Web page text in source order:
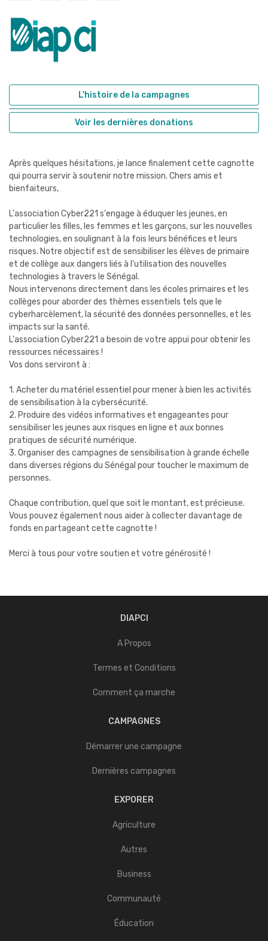
L'histoire de la campagnes
Voir les dernières donations
Après quelques hésitations, je lance finalement cette cagnotte
qui pourra servir à soutenir notre mission. Chers amis et
bienfaiteurs,
L'association Cyber221 s'engage à éduquer les jeunes, en
particulier les filles, les femmes et les garçons, sur les nouvelles
technologies, en soulignant à la fois leurs bénéfices et leurs
risques. Notre objectif est de sensibiliser les élèves de primaire
et de collège aux dangers liés à l'utilisation des nouvelles
technologies à travers le Sénégal.
Nous intervenons directement dans les écoles primaires et les
collèges pour aborder des thèmes essentiels tels que le
cyberharcèlement, la sécurité des données personnelles, et les
impacts sur la santé.
L'association Cyber221 a besoin de votre appui pour obtenir les
ressources nécessaires !
Vos dons serviront à :
1. Acheter du matériel essentiel pour mener à bien les activités
de sensibilisation à la cybersécurité.
2. Produire des vidéos informatives et engageantes pour
sensibiliser les jeunes aux risques en ligne et aux bonnes
pratiques de sécurité numérique.
3. Organiser des campagnes de sensibilisation à grande échelle
dans diverses régions du Sénégal pour toucher le maximum de
personnes.
Chaque contribution, quel que soit le montant, est précieuse.
Vous pouvez également nous aider à collecter davantage de
fonds en partageant cette cagnotte !
Merci à tous pour votre soutien et votre générosité !
DIAPCI
A Propos
Termes et Conditions
Comment ça marche
CAMPAGNES
Démarrer une campagne
Dernières campagnes
EXPORER
Agriculture
Autres
Business
Communauté
Éducation